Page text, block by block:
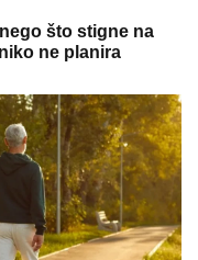
što stigne na
ne planira